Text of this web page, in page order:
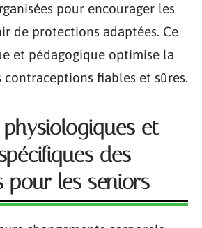
pour encourager les
de protections adaptées. Ce
et pédagogique optimise la
fiables et sûres.
physiologiques et
des
pour les seniors